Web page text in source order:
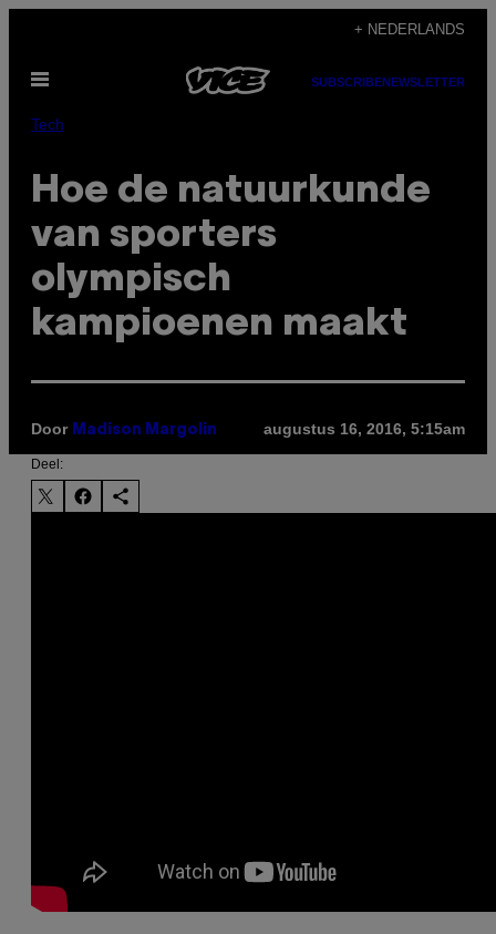
de
inhoud
+ NEDERLANDS
Open
SUBSCRIBENEWSLETTER
Tech
Hoe de natuurkunde
van sporters
olympisch
kampioenen maakt
Door Madison Margolin augustus 16, 2016, 5:15am
Deel: